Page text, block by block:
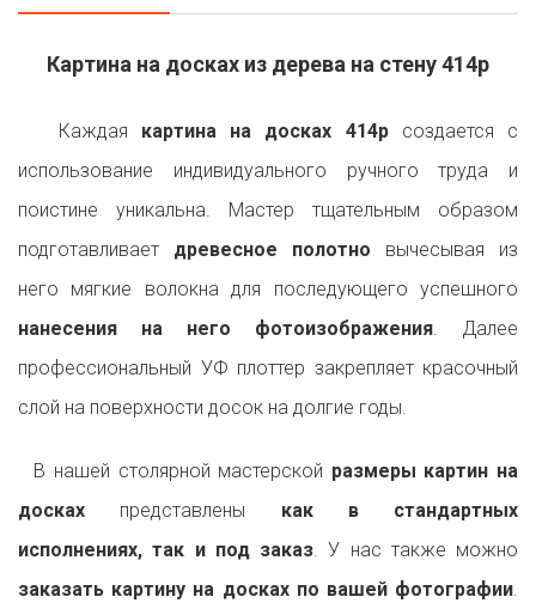
Картина на досках из дерева на стену 414p
Каждая картина на досках 414pсоздается с
использование индивидуального ручного труда и
поистине уникальна. Мастер тщательным образом
подготавливает древесное полотно вычесывая из
него мягкие волокна для последующего успешного
нанесения на него фотоизображения. Далее
профессиональный УФ плоттер закрепляет красочный
слой на поверхности досок на долгие годы.
В нашей столярной мастерской размеры картин на
досках представлены как в стандартных
исполнениях, так и под заказ. У нас также можно
заказать картину на досках по вашей фотографии.